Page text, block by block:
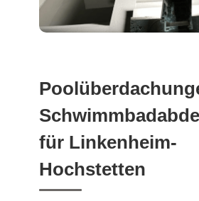
für Linkenheim-
Hochstetten